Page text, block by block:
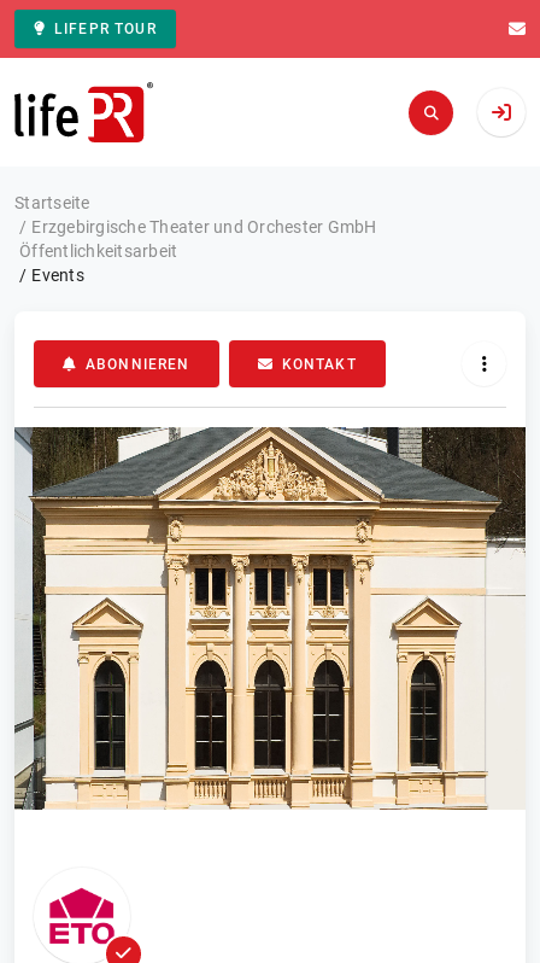
LIFEPR TOUR
Zur Startseite
Startseite
Erzgebirgische Theater und Orchester GmbH
Öffentlichkeitsarbeit
Events
ABONNIEREN KONTAKT